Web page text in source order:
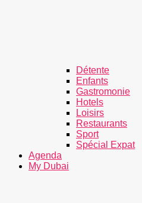
Détente
Enfants
Gastromonie
Hotels
Loisirs
Restaurants
Sport
Spécial Expat
Agenda
My Dubai